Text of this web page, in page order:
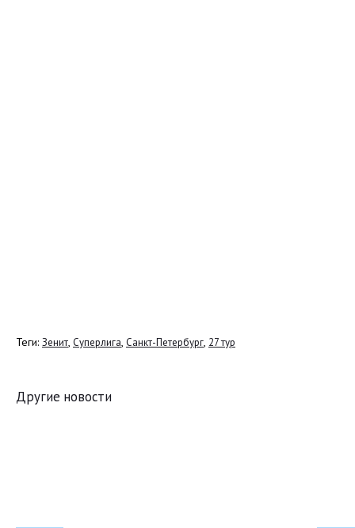
Теги: Зенит, Суперлига, Санкт-Петербург, 27 тур
Другие новости